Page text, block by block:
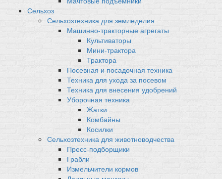
Сельхоз
Сельхозтехника для земледелия
Машинно-тракторные агрегаты
Культиваторы
Мини-трактора
Трактора
Посевная и посадочная техника
Техника для ухода за посевом
Техника для внесения удобрений
Уборочная техника
Жатки
Комбайны
Косилки
Сельхозтехника для животноводчества
Пресс-подборщики
Грабли
Измельчители кормов